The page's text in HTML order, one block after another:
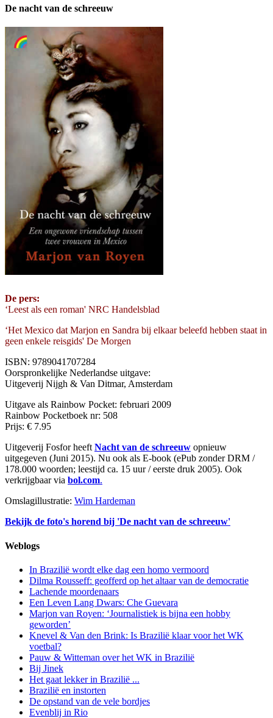
De nacht van de schreeuw
De pers:
‘Leest als een roman' NRC Handelsblad
‘Het Mexico dat Marjon en Sandra bij elkaar beleefd hebben staat in
geen enkele reisgids' De Morgen
ISBN: 9789041707284
Oorspronkelijke Nederlandse uitgave:
Uitgeverij Nijgh & Van Ditmar, Amsterdam
Uitgave als Rainbow Pocket: februari 2009
Rainbow Pocketboek nr: 508
Prijs: € 7.95
Uitgeverij Fosfor heeft Nacht van de schreeuw opnieuw
uitgegeven (Juni 2015). Nu ook als E-book (ePub zonder DRM /
178.000 woorden; leestijd ca. 15 uur / eerste druk 2005). Ook
verkrijgbaar via bol.com.
Omslagillustratie: Wim Hardeman
Bekijk de foto's horend bij 'De nacht van de schreeuw'
Weblogs
In Brazilië wordt elke dag een homo vermoord
Dilma Rousseff: geofferd op het altaar van de democratie
Lachende moordenaars
Een Leven Lang Dwars: Che Guevara
Marjon van Royen: ‘Journalistiek is bijna een hobby
geworden’
Knevel & Van den Brink: Is Brazilië klaar voor het WK
voetbal?
Pauw & Witteman over het WK in Brazilië
Bij Jinek
Het gaat lekker in Brazilië ...
Brazilië en instorten
De opstand van de vele bordjes
Evenblij in Rio